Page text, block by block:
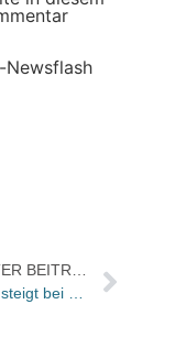
Newsflash
NÄCHSTER BEITRAG
Sponsor steigt bei Orange Prize for Fiction aus